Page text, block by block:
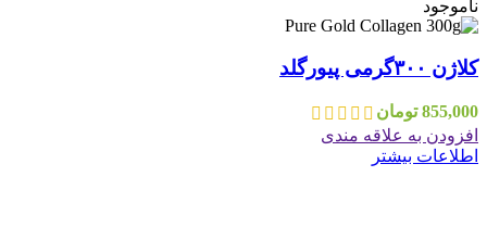
ناموجود
کلاژن ۳۰۰گرمی پیورگلد
855,000 تومان
افزودن به علاقه مندی
اطلاعات بیشتر